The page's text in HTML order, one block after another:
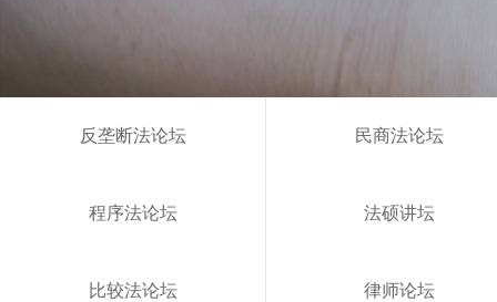
反垄断法论坛 民商法论坛
程序法论坛 法硕讲坛
比较法论坛 律师论坛